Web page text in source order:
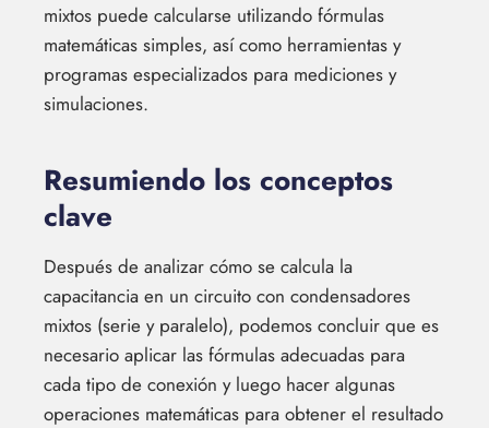
mixtos puede calcularse utilizando fórmulas
matemáticas simples, así como herramientas y
programas especializados para mediciones y
simulaciones.
Resumiendo los conceptos
clave
Después de analizar cómo se calcula la
capacitancia en un circuito con condensadores
mixtos (serie y paralelo), podemos concluir que es
necesario aplicar las fórmulas adecuadas para
cada tipo de conexión y luego hacer algunas
operaciones matemáticas para obtener el resultado